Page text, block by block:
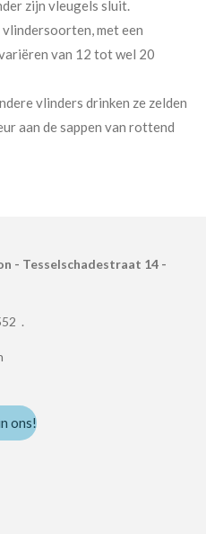
zijn vleugels sluit.
met een
van 12 tot wel 20
vlinders drinken ze zelden
aan de sappen van rottend
- Tesselschadestraat 14 -
.
ons!